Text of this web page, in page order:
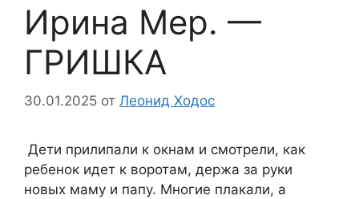
Ирина Мер. —
ГРИШКА
30.01.2025 от Леонид Ходос
Дети прилипали к окнам и смотрели, как
ребенок идет к воротам, держа за руки
новых маму и папу. Многие плакали, а